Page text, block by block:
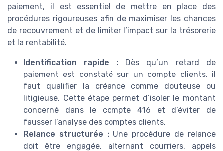
paiement, il est essentiel de mettre en place des
procédures rigoureuses afin de maximiser les chances
de recouvrement et de limiter l’impact sur la trésorerie
et la rentabilité.
Identification rapide :Dès qu’un retard de
paiement est constaté sur un compte clients, il
faut qualifier la créance comme douteuse ou
litigieuse. Cette étape permet d’isoler le montant
concerné dans le compte 416 et d’éviter de
fausser l’analyse des comptes clients.
Relance structurée : Une procédure de relance
doit être engagée, alternant courriers, appels